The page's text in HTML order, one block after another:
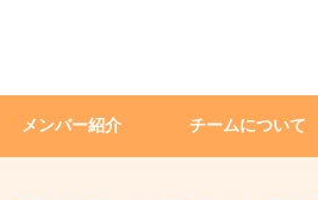
メンバー紹介 チームについて